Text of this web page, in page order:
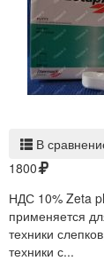
В
1800
НДС 10% Zeta
применяется
техники
техники с...